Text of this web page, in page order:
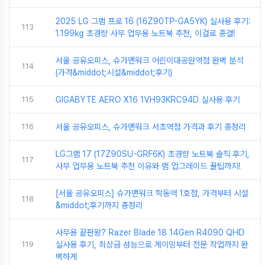
113
2025 LG 그램 프로 16 (16Z90TP-GA5YK) 실사용 후기:
1.199kg 초경량 사무 업무용 노트북 추천, 이걸로 종결!
114
서울 공유오피스, 슈가맨워크 어린이대공원역점 완벽 분석
(가격&middot;시설&middot;후기)
115 GIGABYTE AERO X16 1VH93KRC94D 실사용 후기
116 서울 공유오피스, 슈가맨워크 서초역점 가격과 후기 총정리
117
LG그램 17 (17Z90SU-GRF6K) 초경량 노트북 솔직 후기,
사무 업무용 노트북 추천 이유와 램 업그레이드 꿀팁까지!
118
[서울 공유오피스] 슈가맨워크 학동역 1호점, 가격부터 시설
&middot;후기까지 총정리
119
사무용 끝판왕? Razer Blade 18 14Gen R4090 QHD
실사용 후기, 최상급 성능으로 게이밍부터 전문 작업까지 완
벽하게